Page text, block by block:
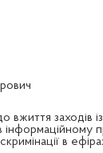
вжиття заходів
в